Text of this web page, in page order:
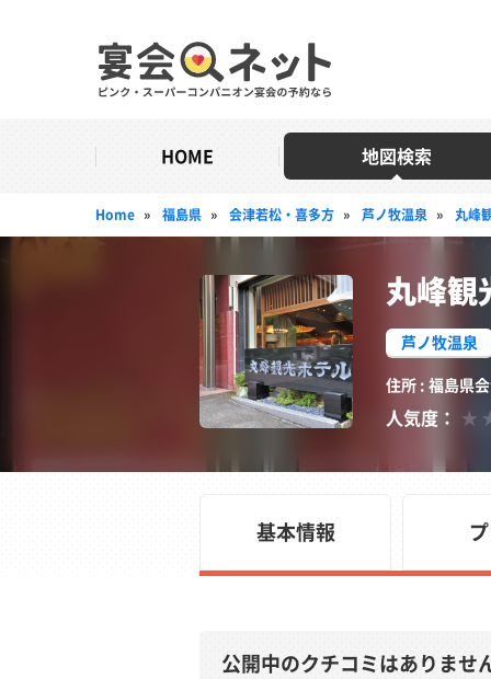
HOME 地図検索
Home » 福島県 » 会津若松・喜多方 » 芦ノ牧温泉 » 丸峰
丸峰観
芦ノ牧温泉
住所 : 福島県
人気度：
基本情報
公開中のクチコミはありませ